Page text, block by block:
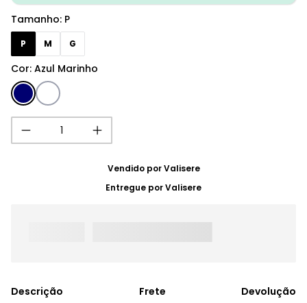
Cor: Azul Marinho
Tamanho: P
P M G
Vendido porValisere
Entregue porValisere
Frete Devolução